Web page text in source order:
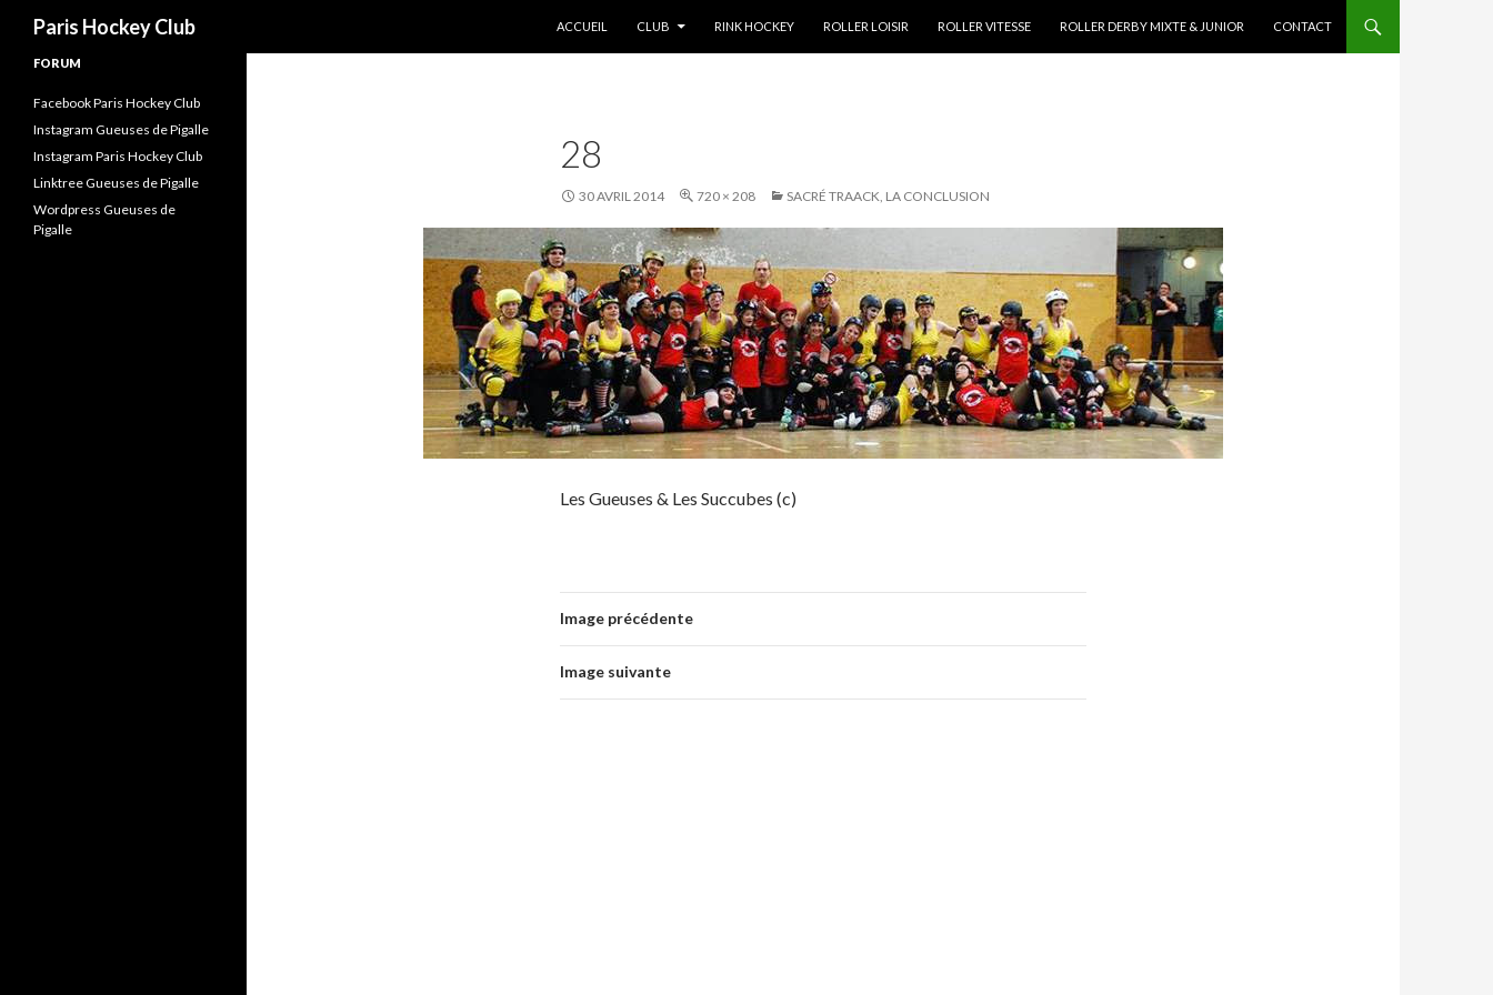
Paris Hockey Club
ACCUEIL
CLUB RINK HOCKEY ROLLER LOISIR ROLLER VITESSE ROLLER DERBY MIXTE & JUNIOR CONTACT
28
30 AVRIL 2014 720 × 208 SACRÉ TRAACK, LA CONCLUSION
Les Gueuses & Les Succubes (c)
Image précédente
Image suivante
FORUM
Facebook Paris Hockey Club
Instagram Gueuses de Pigalle
Instagram Paris Hockey Club
Linktree Gueuses de Pigalle
Wordpress Gueuses de
Pigalle